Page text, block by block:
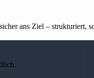
ans Ziel – strukturiert,